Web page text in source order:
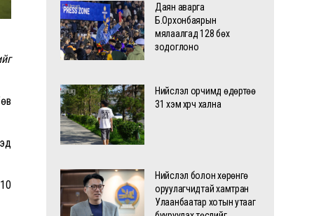
Даян аварга
Б.Орхонбаярын
мялаалгад 128 бөх
зодоглоно
Нийслэл орчимд өдөртөө
31 хэм хүрч хална
Нийслэл болон хөрөнгө
оруулагчидтай хамтран
Улаанбаатар хотын утааг